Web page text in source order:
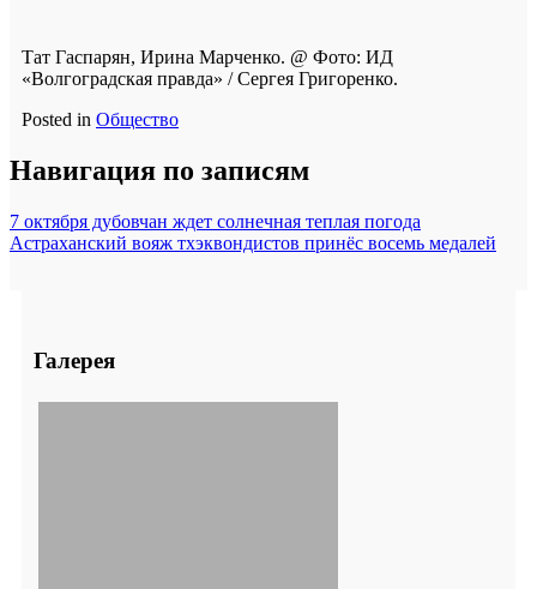
Тат Гаспарян, Ирина Марченко. @ Фото: ИД
«Волгоградская правда» / Сергея Григоренко.
Posted in Общество
Навигация по записям
7 октября дубовчан ждет солнечная теплая погода
Астраханский вояж тхэквондистов принёс восемь медалей
Галерея